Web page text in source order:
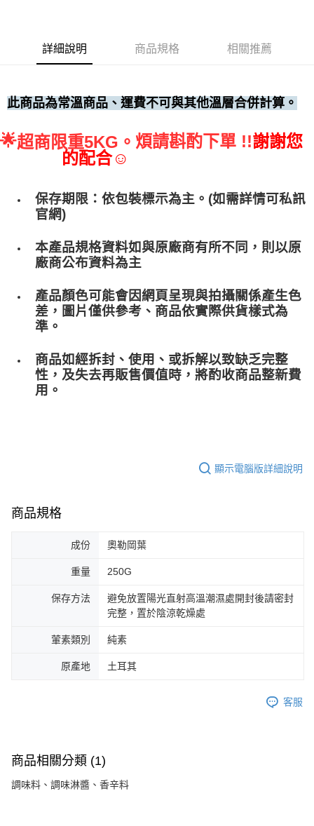
詳細說明 商品規格 相關推薦
此商品為常溫商品、運費不可與其他溫層合併計算。
🌟超商限重5KG。 煩請斟酌下單 !!謝謝您
的配合☺
保存期限：依包裝標示為主。(如需詳情可私訊
官網)
本產品規格資料如與原廠商有所不同，則以原
廠商公布資料為主
產品顏色可能會因網頁呈現與拍攝關係產生色
差，圖片僅供參考、商品依實際供貨樣式為
準。
商品如經拆封、使用、或拆解以致缺乏完整
性，及失去再販售價值時，將酌收商品整﻿新費
用。
顯示電腦版詳細說明
商品規格
成份 奧勒岡葉
重量 250G
保存方法
避免放置陽光直射高溫潮濕處開封後請密封
完整，置於陰涼乾燥處
葷素類別 純素
原產地 土耳其
客服
商品相關分類 (1)
調味料、調味淋醬、香辛料